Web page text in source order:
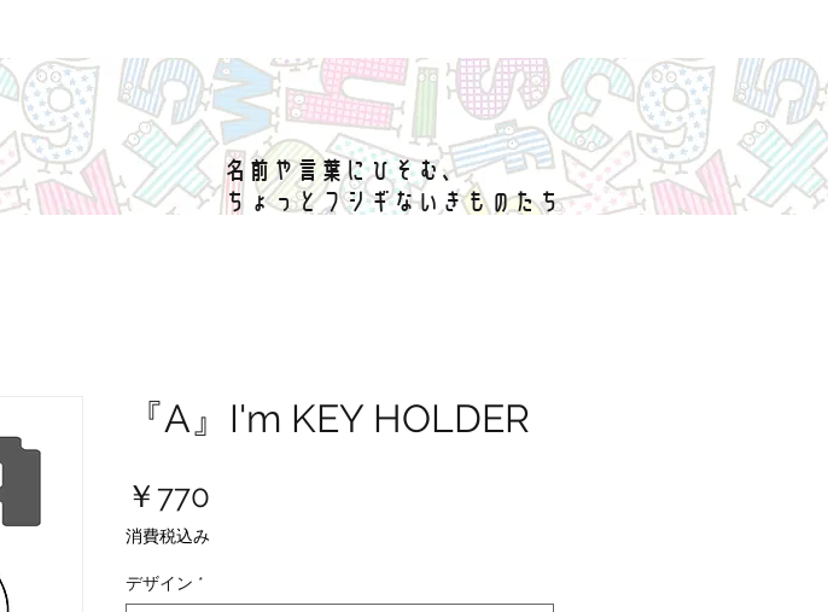
『A』I'm KEY HOLDER
￥770
格
消費税込み
デザイン *
名前や言葉にひそむ、
ちょっとフシギないきものたち